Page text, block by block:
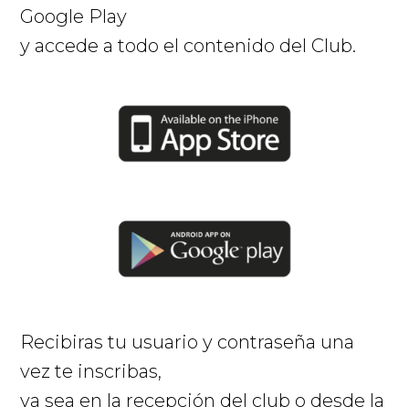
Google Play
y accede a todo el contenido del Club.
Recibiras tu usuario y contraseña una
vez te inscribas,
ya sea en la recepción del club o desde la